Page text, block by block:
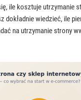
ile kosztuje utrzymanie
dokładnie wiedzieć, ile
na utrzymanie strony